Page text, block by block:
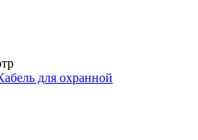
для охранной